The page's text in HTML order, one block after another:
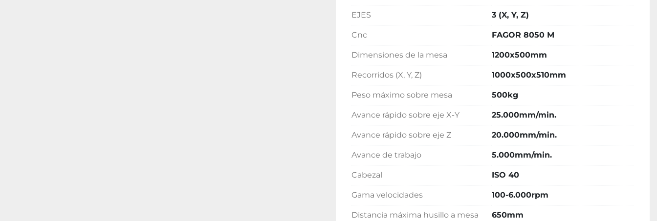
EJES 3 (X, Y, Z)
Cnc FAGOR 8050 M
Dimensiones de la mesa 1200x500mm
Recorridos (X, Y, Z) 1000x500x510mm
Peso máximo sobre mesa 500kg
Avance rápido sobre eje X-Y 25.000mm/min.
Avance rápido sobre eje Z 20.000mm/min.
Avance de trabajo 5.000mm/min.
Cabezal ISO 40
Gama velocidades 100-6.000rpm
Distancia máxima husillo a mesa 650mm